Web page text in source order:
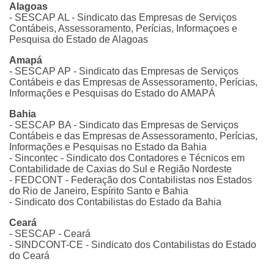
Alagoas
- SESCAP AL - Sindicato das Empresas de Serviços
Contábeis, Assessoramento, Perícias, Informaçoes e
Pesquisa do Estado de Alagoas
Amapá
- SESCAP AP - Sindicato das Empresas de Serviços
Contábeis e das Empresas de Assessoramento, Perícias,
Informações e Pesquisas do Estado do AMAPÁ
Bahia
- SESCAP BA - Sindicato das Empresas de Serviços
Contábeis e das Empresas de Assessoramento, Perícias,
Informações e Pesquisas no Estado da Bahia
- Sincontec - Sindicato dos Contadores e Técnicos em
Contabilidade de Caxias do Sul e Região Nordeste
- FEDCONT - Federação dos Contabilistas nos Estados
do Rio de Janeiro, Espírito Santo e Bahia
- Sindicato dos Contabilistas do Estado da Bahia
Ceará
- SESCAP - Ceará
- SINDCONT-CE - Sindicato dos Contabilistas do Estado
do Ceará